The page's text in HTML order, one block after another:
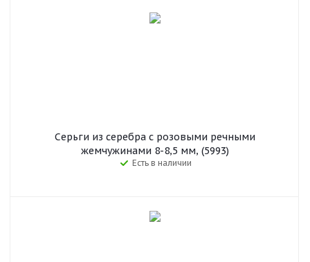
Серьги из серебра с розовыми речными
жемчужинами 8-8,5 мм, (5993)
Есть в наличии